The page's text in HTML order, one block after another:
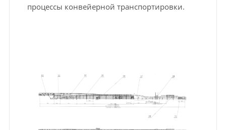
процессы конвейерной транспортировки.